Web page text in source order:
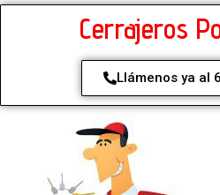
Cerrajeros
Llámenos ya al